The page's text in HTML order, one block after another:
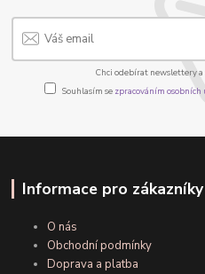
Chci odebírat newslettery
Souhlasím se zpracováním osobních
Informace pro zákazníky
O nás
Obchodní podmínky
Doprava a platba